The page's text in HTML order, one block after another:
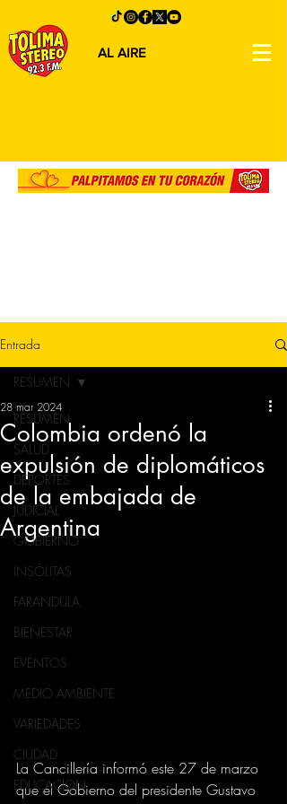
AL AIRE
Entrada
RESUMEN
SALUD
DEPORTES
JUDICIAL
GOBIERNO
INSÓLITAS
FARANDULA
BIENESTAR
EVENTOS
MEDIO AMBIENTE
VARIEDADES
CIUDAD
EDUCACION
RESUMEN
Colombia ordenó la
expulsión de diplomáticos
de la embajada de
Argentina
28 mar 2024
La Cancillería informó este 27 de marzo
que el Gobierno del presidente Gustavo